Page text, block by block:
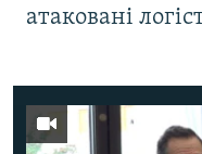
атаковані